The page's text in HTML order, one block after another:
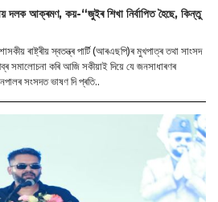
দলক আক্ৰমণ, কয়-“জুইৰ শিখা নিৰ্বাপিত হৈছে, কিন্তু
ৰাষ্ট্ৰীয় স্বতন্ত্ৰ পাৰ্টি (আৰএছপি)ৰ মুখপাত্ৰ তথা সাংসদ
সমালোচনা কৰি আজি সকীয়াই দিয়ে যে জনসাধাৰণৰ
সঁচা অৰ্থত অন্ত পৰা নাই। নেপালৰ সংসদত ভাষণ দি প্ৰতি..